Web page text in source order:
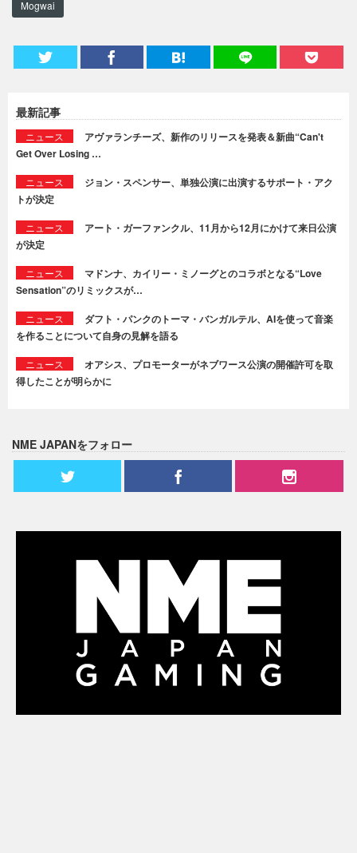
Mogwai
最新記事
ニュース
アヴァランチーズ、新作のリリースを発表＆新曲“Can't
Get Over Losing …
ニュース
ジョン・スペンサー、単独公演に出演するサポート・アク
トが決定
ニュース
アート・ガーファンクル、11月から12月にかけて来日公演
が決定
ニュース
マドンナ、カイリー・ミノーグとのコラボとなる“Love
Sensation”のリミックスが…
ニュース
ダフト・パンクのトーマ・バンガルテル、AIを使って音楽
を作ることについて自身の見解を語る
ニュース
オアシス、プロモーターがネブワース公演の開催許可を取
得したことが明らかに
NME JAPANをフォロー